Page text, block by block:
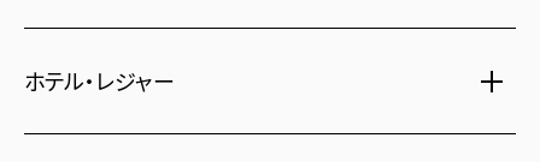
不動産仲介
一括寮仲介
時間貸し駐車場
ビル管理
鍵・カードキー
書籍・コミック
広告代理店
ホテル・レジャー